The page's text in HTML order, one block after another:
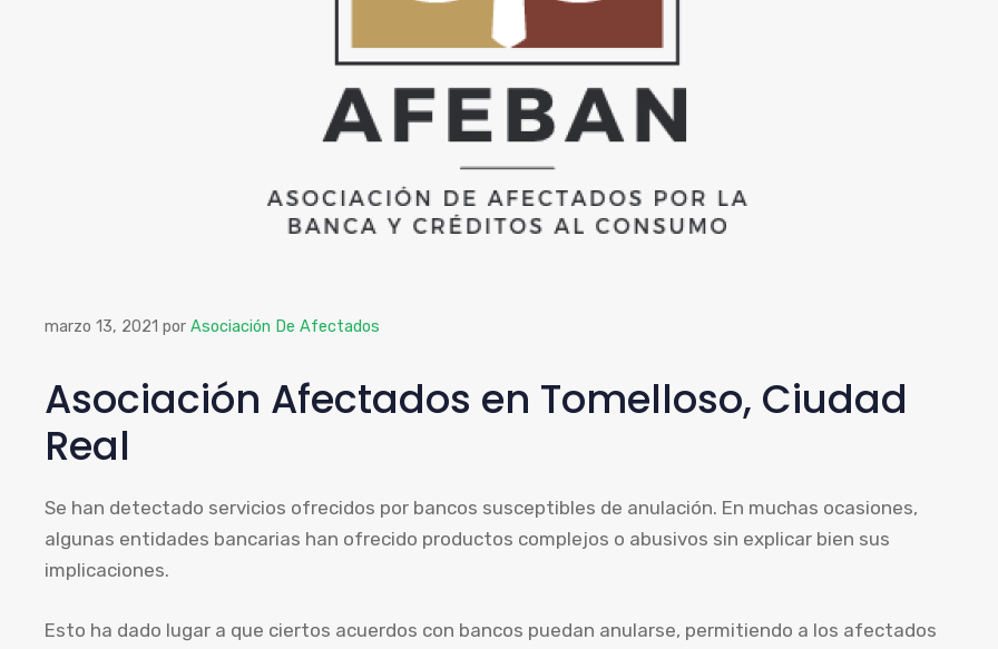
marzo 13, 2021 por Asociación De Afectados
Asociación Afectados en Tomelloso, Ciudad
Real
Se han detectado servicios ofrecidos por bancos susceptibles de anulación. En muchas ocasiones,
algunas entidades bancarias han ofrecido productos complejos o abusivos sin explicar bien sus
implicaciones.
Esto ha dado lugar a que ciertos acuerdos con bancos puedan anularse, permitiendo a los afectados